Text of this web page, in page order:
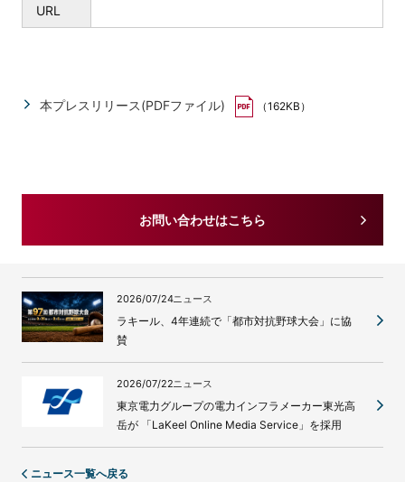
URL
本プレスリリース(PDFファイル) （162KB）
お問い合わせはこちら
2026/07/24ニュース
ラキール、4年連続で「都市対抗野球大会」に協
賛
2026/07/22ニュース
東京電力グループの電力インフラメーカー東光高
岳が 「LaKeel Online Media Service」を採用
ニュース一覧へ戻る